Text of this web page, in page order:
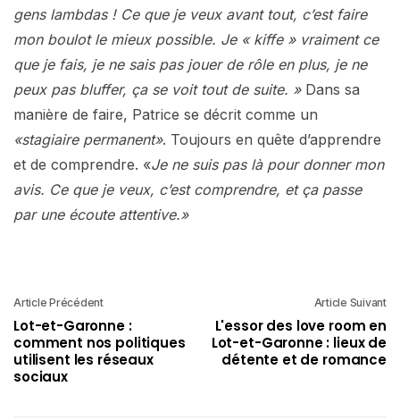
gens lambdas ! Ce que je veux avant tout, c’est faire
mon boulot le mieux possible. Je « kiffe » vraiment ce
que je fais, je ne sais pas jouer de rôle en plus, je ne
peux pas bluffer, ça se voit tout de suite. » Dans sa
manière de faire, Patrice se décrit comme un
«stagiaire permanent». Toujours en quête d’apprendre
et de comprendre. «Je ne suis pas là pour donner mon
avis. Ce que je veux, c’est comprendre, et ça passe
par une écoute attentive.»
Article Précédent
Lot-et-Garonne :
comment nos politiques
utilisent les réseaux
sociaux
Article Suivant
L'essor des love room en
Lot-et-Garonne : lieux de
détente et de romance